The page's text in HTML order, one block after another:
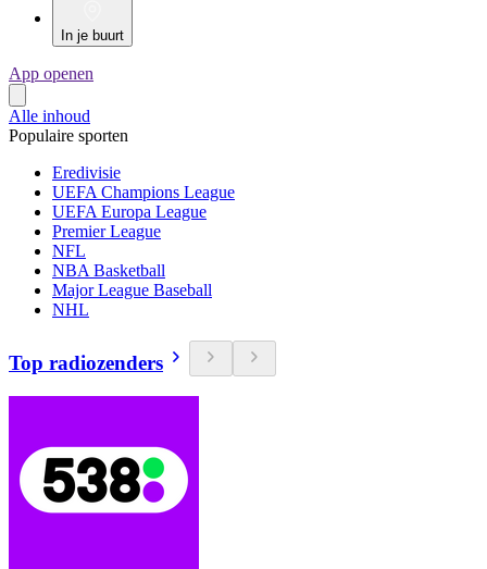
In je buurt
App openen
Alle inhoud
Populaire sporten
Eredivisie
UEFA Champions League
UEFA Europa League
Premier League
NFL
NBA Basketball
Major League Baseball
NHL
Top radiozenders